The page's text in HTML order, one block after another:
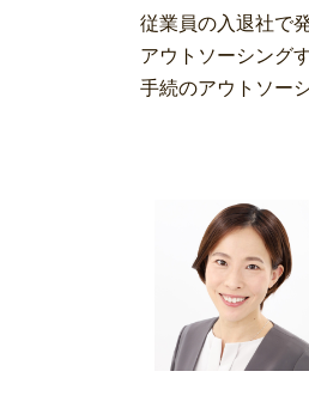
従業員の入退社で
アウトソーシング
手続のアウトソー